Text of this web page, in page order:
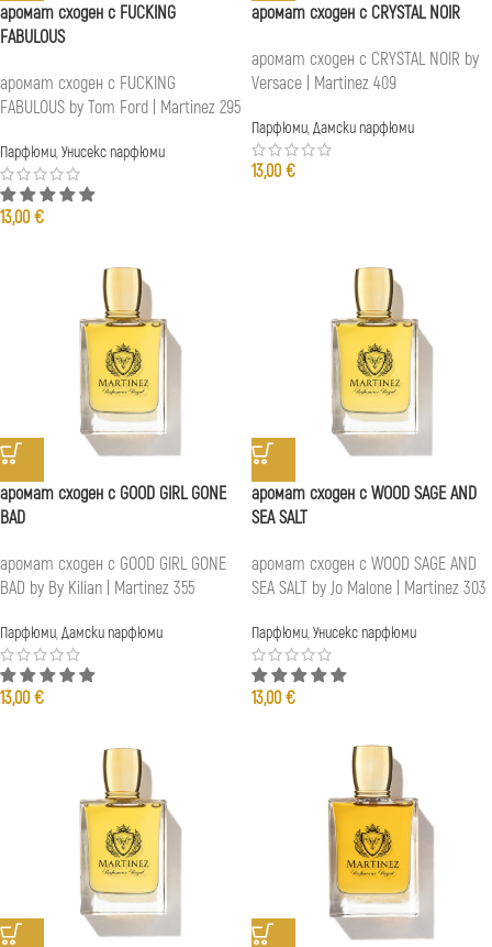
аромат сходен с FUCKING
FABULOUS
аромат сходен с FUCKING
FABULOUS by Tom Ford | Martinez 295
Парфюми,Унисекс парфюми
13,00 €
аромат сходен с CRYSTAL NOIR
аромат сходен с CRYSTAL NOIR by
Versace | Martinez 409
Парфюми,Дамски парфюми
13,00 €
аромат сходен с GOOD GIRL GONE
BAD
аромат сходен с GOOD GIRL GONE
BAD by By Kilian | Martinez 355
Парфюми,Дамски парфюми
13,00 €
аромат сходен с WOOD SAGE AND
SEA SALT
аромат сходен с WOOD SAGE AND
SEA SALT by Jo Malone | Martinez 303
Парфюми,Унисекс парфюми
13,00 €